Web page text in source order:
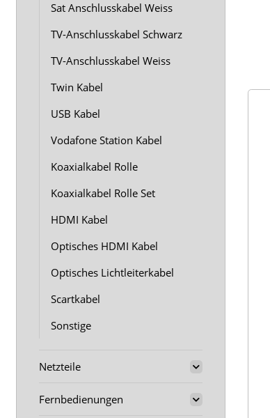
Sat Anschlusskabel Weiss
TV-Anschlusskabel Schwarz
TV-Anschlusskabel Weiss
Twin Kabel
USB Kabel
Vodafone Station Kabel
Koaxialkabel Rolle
Koaxialkabel Rolle Set
HDMI Kabel
Optisches HDMI Kabel
Optisches Lichtleiterkabel
Scartkabel
Sonstige
Netzteile
Fernbedienungen